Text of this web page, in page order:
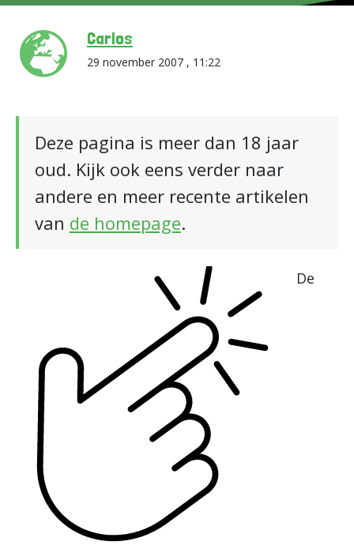
Carlos
29 november 2007 , 11:22
Deze pagina is meer dan 18 jaar
oud. Kijk ook eens verder naar
andere en meer recente artikelen
van de homepage.
De